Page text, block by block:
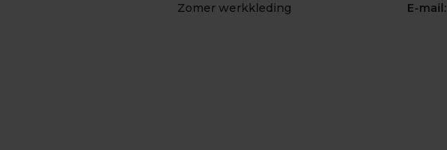
Zomer werkkleding
E-mail: